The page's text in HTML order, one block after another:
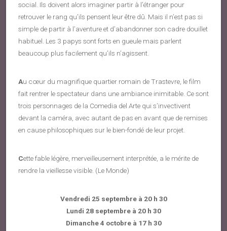
social. Ils doivent alors imaginer partir à l’étranger pour
retrouver le rang qu’ils pensent leur être dû. Mais il n’est pas si
simple de partir à l’aventure et d’abandonner son cadre douillet
habituel. Les 3 papys sont forts en gueule mais parlent
beaucoup plus facilement qu’ils n’agissent.
Au cœur du magnifique quartier romain de Trastevre, le film
fait rentrer le spectateur dans une ambiance inimitable. Ce sont
trois personnages de la Comedia del Arte qui s’invectivent
devant la caméra, avec autant de pas en avant que de remises
en cause philosophiques sur le bien-fondé de leur projet.
Cette fable légère, merveilleusement interprétée, a le mérite de
rendre la vieillesse visible. (Le Monde)
Vendredi 25 septembre à 20 h 30
Lundi 28 septembre à 20 h 30
Dimanche 4 octobre à 17 h 30